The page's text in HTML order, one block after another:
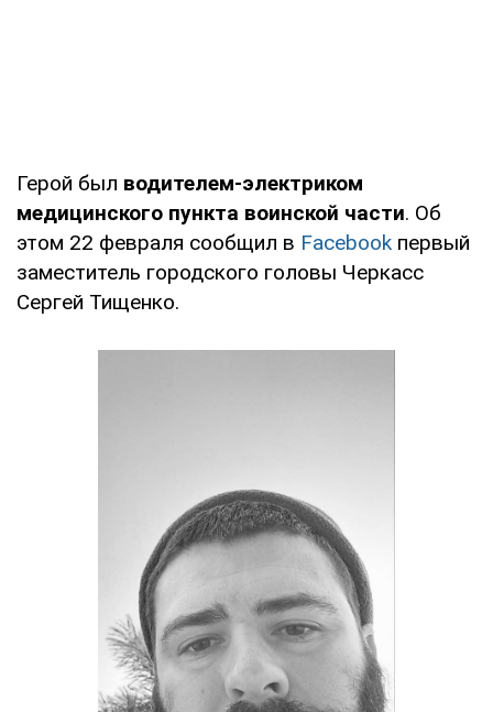
Герой был водителем-электриком
медицинского пункта воинской части. Об
этом 22 февраля сообщил в Facebook первый
заместитель городского головы Черкасс
Сергей Тищенко.